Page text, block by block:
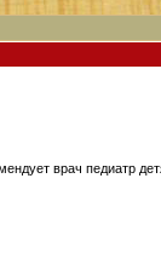
врач педиатр